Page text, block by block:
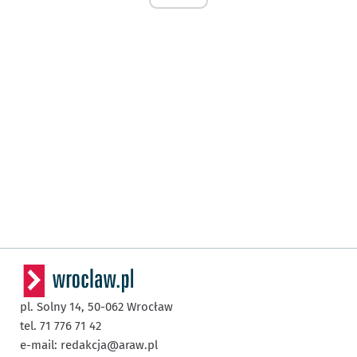
pl. Solny 14, 50-062 Wrocław
tel. 71 776 71 42
e-mail: redakcja@araw.pl